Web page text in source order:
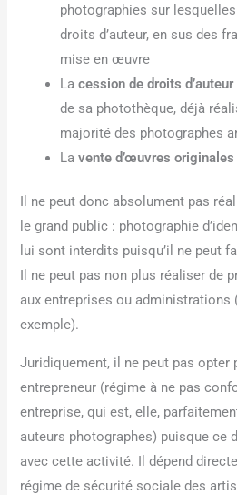
photographies sur
droits d’auteur, en sus des
mise en œuvre
Lacession de droits d’auteur
de sa photothèque, déjà
majorité des photographes
Lavente d’œuvres originales
Il ne peut donc absolument pas
le grand public : photographie
lui sont interdits puisqu’il ne peut
Il ne peut pas non plus réaliser de
aux entreprises ou administrations
exemple).
Juridiquement, il ne peut pas opter
entrepreneur (régime à ne pas
entreprise, qui est, elle,
auteurs photographes) puisque ce
avec cette activité. Il dépend
régime de sécurité sociale des